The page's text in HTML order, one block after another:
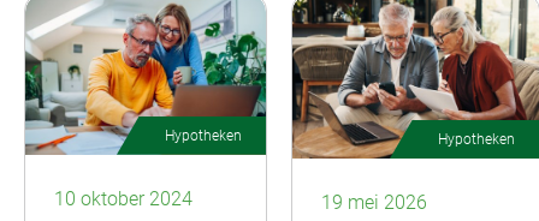
Hypotheken
10 oktober 2024
Hypotheken
19 mei 2026